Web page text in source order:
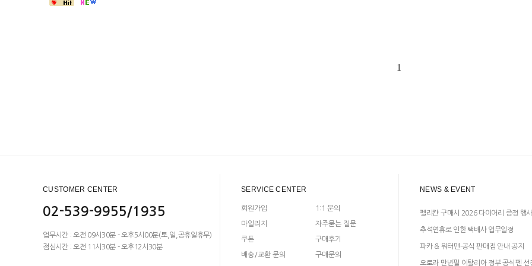
1
CUSTOMER CENTER
02-539-9955/1935
업무시간 : 오전 09시30분 - 오후5시00분(토,일,공휴일휴무)
점심시간 : 오전 11시30분 - 오후12시30분
SERVICE CENTER
회원가입
마일리지
쿠폰
배송/교환 문의
1:1 문의
자주묻는 질문
구매후기
구매문의
NEWS & EVENT
펠리칸 구매시 2026 다이어리 증정 행
추석연휴로 인한 택배사 업무일정
파카 & 워터맨-공식 판매점 안내 공지
오로라 만년필 이탈리아 정부 공식펜 선